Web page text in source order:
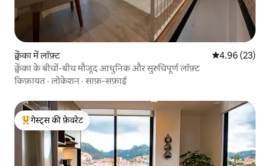
क्वेंका में लॉफ़्ट औसत रेटिंग 5 में
4.96 (23)
क्वेंका के बीचों-बीच मौजूद आधुनिक और सुरुचिपूर्ण लॉफ़्ट
किफ़ायत ·लोकेशन ·साफ़-सफ़ाई
गेस्ट्स का टॉप फ़ेवरेट
गेस्ट्स की फ़ेवरेट